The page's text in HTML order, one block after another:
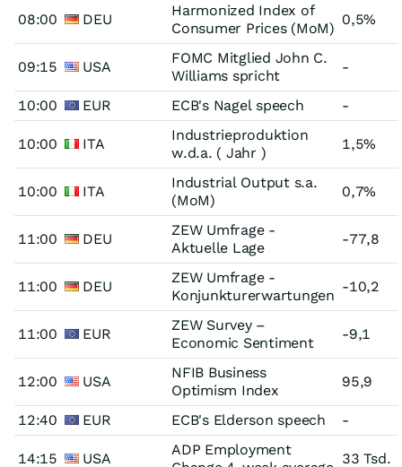
08:00 DEU
Harmonized Index of
Consumer Prices (MoM)
0,5%
09:15 USA
FOMC Mitglied John C.
Williams spricht
-
10:00 EUR ECB's Nagel speech -
10:00 ITA
Industrieproduktion
w.d.a. ( Jahr )
1,5%
10:00 ITA
Industrial Output s.a.
(MoM)
0,7%
11:00 DEU
ZEW Umfrage -
Aktuelle Lage
-77,8
11:00 DEU
ZEW Umfrage -
Konjunkturerwartungen
-10,2
11:00 EUR
ZEW Survey –
Economic Sentiment
-9,1
12:00 USA
NFIB Business
Optimism Index
95,9
12:40 EUR ECB's Elderson speech -
14:15 USA
ADP Employment
33 Tsd.